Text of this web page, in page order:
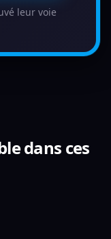
leur voie
dans ces